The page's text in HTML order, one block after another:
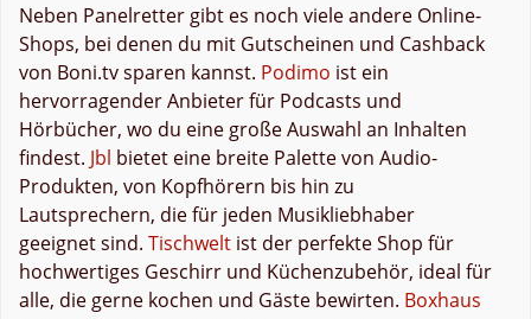
Neben Panelretter gibt es noch viele andere Online-
Shops, bei denen du mit Gutscheinen und Cashback
von Boni.tv sparen kannst. Podimo ist ein
hervorragender Anbieter für Podcasts und
Hörbücher, wo du eine große Auswahl an Inhalten
findest. Jbl bietet eine breite Palette von Audio-
Produkten, von Kopfhörern bis hin zu
Lautsprechern, die für jeden Musikliebhaber
geeignet sind. Tischwelt ist der perfekte Shop für
hochwertiges Geschirr und Küchenzubehör, ideal für
alle, die gerne kochen und Gäste bewirten. Boxhaus